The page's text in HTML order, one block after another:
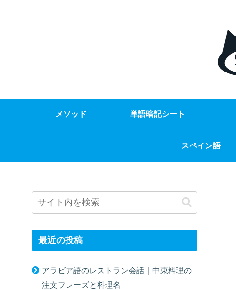
メソッド 単語暗記シート
スペイン語
最近の投稿
アラビア語のレストラン会話｜中東料理の
注文フレーズと料理名